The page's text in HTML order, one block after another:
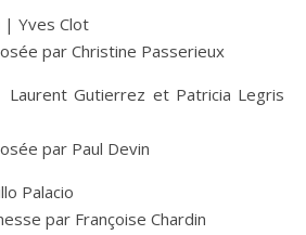
| Yves Clot
par Christine Passerieux
Gutierrez et Patricia Legris
par Paul Devin
Palacio
par Françoise Chardin